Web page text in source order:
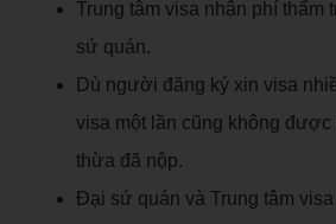
Trung tâm visa nhận phí thẩm
sứ quán.
Dù người đăng ký xin visa
visa một lần cũng không được
thừa đã nộp.
Đại sứ quán và Trung tâm